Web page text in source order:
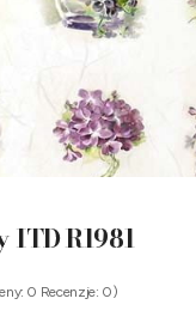
ITD R1981
0 Recenzje: 0)